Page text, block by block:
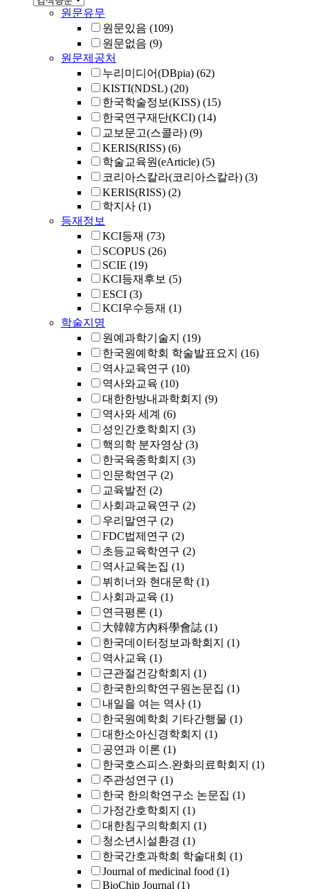
원문유무
원문있음 (109)
원문없음 (9)
원문제공처
누리미디어(DBpia) (62)
KISTI(NDSL) (20)
한국학술정보(KISS) (15)
한국연구재단(KCI) (14)
교보문고(스콜라) (9)
KERIS(RISS) (6)
학술교육원(eArticle) (5)
코리아스칼라(코리아스칼라) (3)
KERIS(RISS) (2)
학지사 (1)
등재정보
KCI등재 (73)
SCOPUS (26)
SCIE (19)
KCI등재후보 (5)
ESCI (3)
KCI우수등재 (1)
학술지명
원예과학기술지 (19)
한국원예학회 학술발표요지 (16)
역사교육연구 (10)
역사와교육 (10)
대한한방내과학회지 (9)
역사와 세계 (6)
성인간호학회지 (3)
핵의학 분자영상 (3)
한국육종학회지 (3)
인문학연구 (2)
교육발전 (2)
사회과교육연구 (2)
우리말연구 (2)
FDC법제연구 (2)
초등교육학연구 (2)
역사교육논집 (1)
뷔히너와 현대문학 (1)
사회과교육 (1)
연극평론 (1)
大韓韓方內科學會誌 (1)
한국데이터정보과학회지 (1)
역사교육 (1)
근관절건강학회지 (1)
한국한의학연구원논문집 (1)
내일을 여는 역사 (1)
한국원예학회 기타간행물 (1)
대한소아신경학회지 (1)
공연과 이론 (1)
한국호스피스.완화의료학회지 (1)
주관성연구 (1)
한국 한의학연구소 논문집 (1)
가정간호학회지 (1)
대한침구의학회지 (1)
청소년시설환경 (1)
한국간호과학회 학술대회 (1)
Journal of medicinal food (1)
BioChip Journal (1)